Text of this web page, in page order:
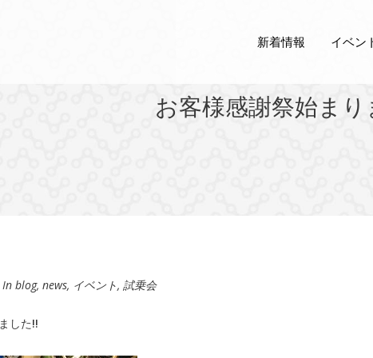
新着情報 イベン
お客様感謝祭始ま
In blog, news, イベント, 試乗会
した!!